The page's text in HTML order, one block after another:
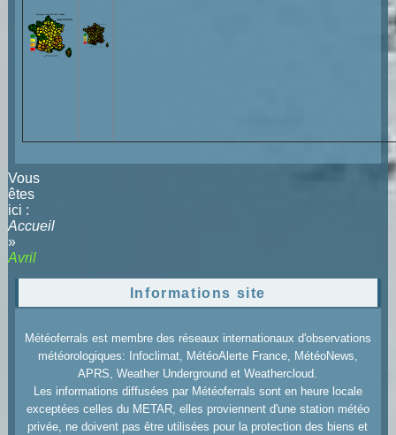
Vous
êtes
ici :
Accueil
»
Avril
Informations site
Météoferrals est membre des réseaux internationaux d'observations
météorologiques: Infoclimat, MétéoAlerte France, MétéoNews,
APRS, Weather Underground et Weathercloud.
Les informations diffusées par Météoferrals sont en heure locale
exceptées celles du METAR, elles proviennent d'une station météo
privée, ne doivent pas être utilisées pour la protection des biens et